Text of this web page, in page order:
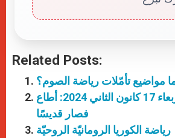
Related Posts:
مواضيع تأمّلات رياضة الصوم؟
عناوين نشرة الأربعاء 17 كانون الثاني 2024: أطاع
فصار قديسًا
رياضة الكوريا الرومانيّة الروحيّة